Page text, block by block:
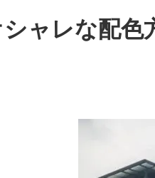
ャレな配色